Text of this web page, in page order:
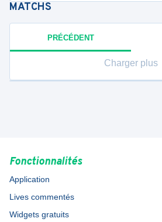
MATCHS
PRÉCÉDENT
Charger plus
Fonctionnalités
Application
Lives commentés
Widgets gratuits